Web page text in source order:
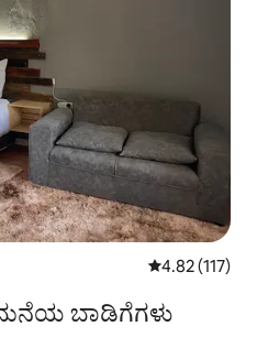
5 ರಲ್ಲಿ 4.82
4.82 (117)
ಮನೆಯ ಬಾಡಿಗೆಗಳು